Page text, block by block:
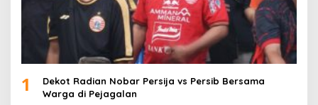
1
Dekot Radian Nobar Persija vs Persib Bersama
Warga di Pejagalan